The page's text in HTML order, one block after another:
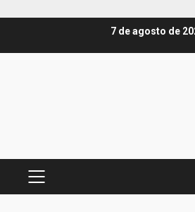
7 de agosto de
MENÚ